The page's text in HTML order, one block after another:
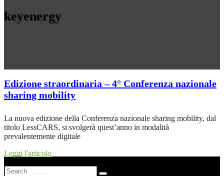
keyenergy
Edizione straordinaria – 4° Conferenza nazionale
sharing mobility
La nuova edizione della Conferenza nazionale sharing mobility, dal
titolo LessCARS, si svolgerà quest’anno in modalità
prevalentemente digitale
Leggi l'articolo